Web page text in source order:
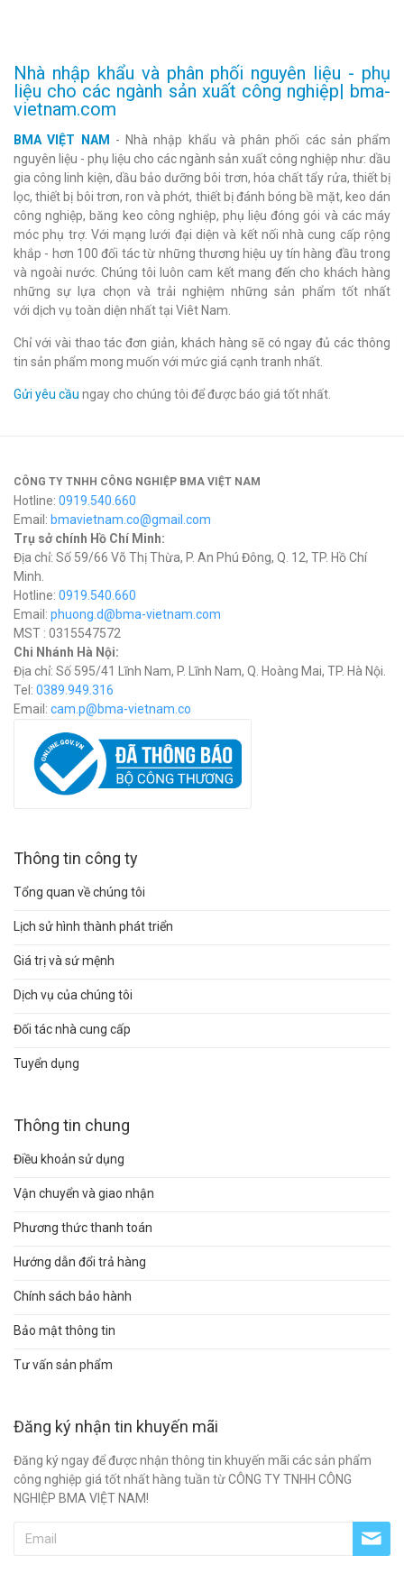
Nhà nhập khẩu và phân phối nguyên liệu - phụ
liệu cho các ngành sản xuất công nghiệp| bma-
vietnam.com
BMA VIỆT NAM
- Nhà nhập khẩu và phân phối các sản phẩm
nguyên liệu - phụ liệu cho các ngành sản xuất công nghiệp như: dầu
gia công linh kiện, dầu bảo dưỡng bôi trơn, hóa chất tẩy rửa, thiết bị
lọc, thiết bị bôi trơn, ron và phớt, thiết bị đánh bóng bề mặt, keo dán
công nghiệp, băng keo công nghiệp, phụ liệu đóng gói và các máy
móc phụ trợ. Với mạng lưới đại diện và kết nối nhà cung cấp rộng
khắp - hơn 100 đối tác từ những thương hiệu uy tín hàng đầu trong
và ngoài nước. Chúng tôi luôn cam kết mang đến cho khách hàng
những sự lựa chọn và trải nghiệm những sản phẩm tốt nhất
với dịch vụ toàn diện nhất tại Viêt Nam.
Chỉ với vài thao tác đơn giản, khách hàng sẽ có ngay đủ các thông
tin sản phẩm mong muốn với mức giá cạnh tranh nhất.
Gửi yêu cầu ngay cho chúng tôi để được báo giá tốt nhất.
CÔNG TY TNHH CÔNG NGHIỆP BMA VIỆT NAM
Hotline: 0919.540.660
Email: bmavietnam.co@gmail.com
Trụ sở chính Hồ Chí Minh:
Địa chỉ: Số 59/66 Võ Thị Thừa, P. An Phú Đông, Q. 12, TP. Hồ Chí
Minh.
Hotline: 0919.540.660
Email: phuong.d@bma-vietnam.com
MST : 0315547572
Chi Nhánh Hà Nội:
Địa chỉ: Số 595/41 Lĩnh Nam, P. Lĩnh Nam, Q. Hoàng Mai, TP. Hà Nội.
Tel: 0389.949.316
Email: cam.p@bma-vietnam.co
Thông tin công ty
Tổng quan về chúng tôi
Lịch sử hình thành phát triển
Giá trị và sứ mệnh
Dịch vụ của chúng tôi
Đối tác nhà cung cấp
Tuyển dụng
Thông tin chung
Điều khoản sử dụng
Vận chuyển và giao nhận
Phương thức thanh toán
Hướng dẫn đổi trả hàng
Chính sách bảo hành
Bảo mật thông tin
Tư vấn sản phẩm
Đăng ký nhận tin khuyến mãi
Đăng ký ngay để được nhận thông tin khuyến mãi các sản phẩm
công nghiệp giá tốt nhất hàng tuần từ CÔNG TY TNHH CÔNG
NGHIỆP BMA VIỆT NAM!